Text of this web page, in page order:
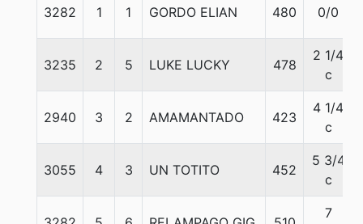
3282 1 1 GORDO ELIAN 480 0/0
3235 2 5 LUKE LUCKY 478
2 1/4
c
2940 3 2 AMAMANTADO 423
4 1/4
c
3055 4 3 UN TOTITO 452
5 3/4
c
7